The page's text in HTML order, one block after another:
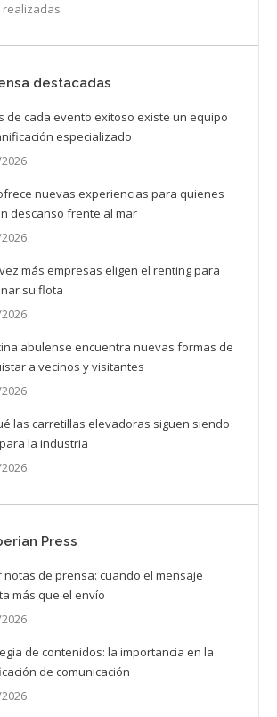
realizadas
destacadas
de cada evento exitoso existe un equipo
especializado
nuevas experiencias para quienes
descanso frente al mar
más empresas eligen el renting para
su flota
abulense encuentra nuevas formas de
a vecinos y visitantes
las carretillas elevadoras siguen siendo
la industria
Press
notas de prensa: cuando el mensaje
más que el envío
de contenidos: la importancia en la
de comunicación